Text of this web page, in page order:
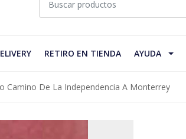
RETIRO EN TIENDA AYUDA
Camino De La Independencia A Monterrey